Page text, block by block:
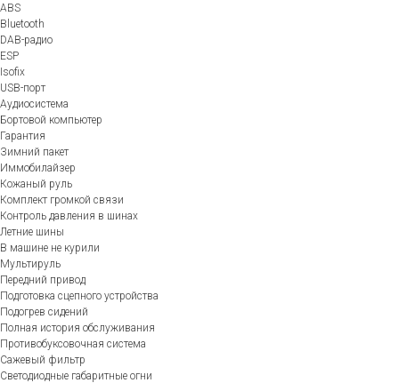
ABS
Bluetooth
DAB-радио
ESP
Isofix
USB-порт
Аудиосистема
Бортовой компьютер
Гарантия
Зимний пакет
Иммобилайзер
Кожаный руль
Комплект громкой связи
Контроль давления в шинах
Летние шины
В машине не курили
Мультируль
Передний привод
Подготовка сцепного устройства
Подогрев сидений
Полная история обслуживания
Противобуксовочная система
Сажевый фильтр
Светодиодные габаритные огни